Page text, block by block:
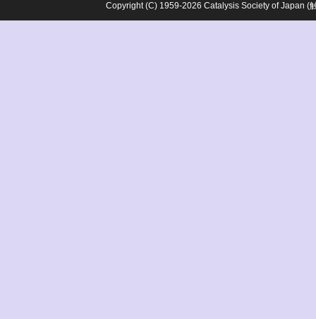
Copyright (C) 1959-2026 Catalysis Society of Japan (